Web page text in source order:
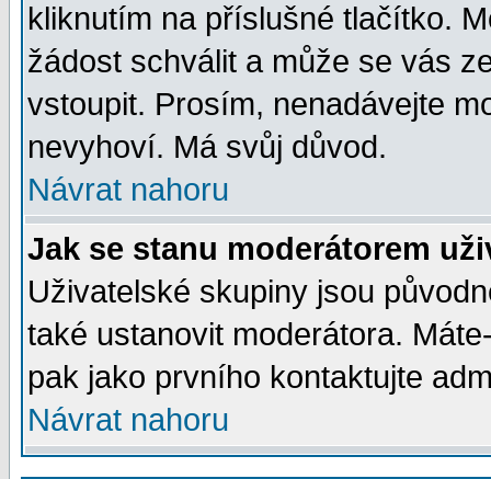
kliknutím na příslušné tlačítko.
žádost schválit a může se vás
vstoupit. Prosím, nenadávejte
nevyhoví. Má svůj důvod.
Návrat nahoru
Jak se stanu moderátorem
Uživatelské skupiny jsou
také ustanovit moderátora.
pak jako prvního kontaktujte
Návrat nahoru